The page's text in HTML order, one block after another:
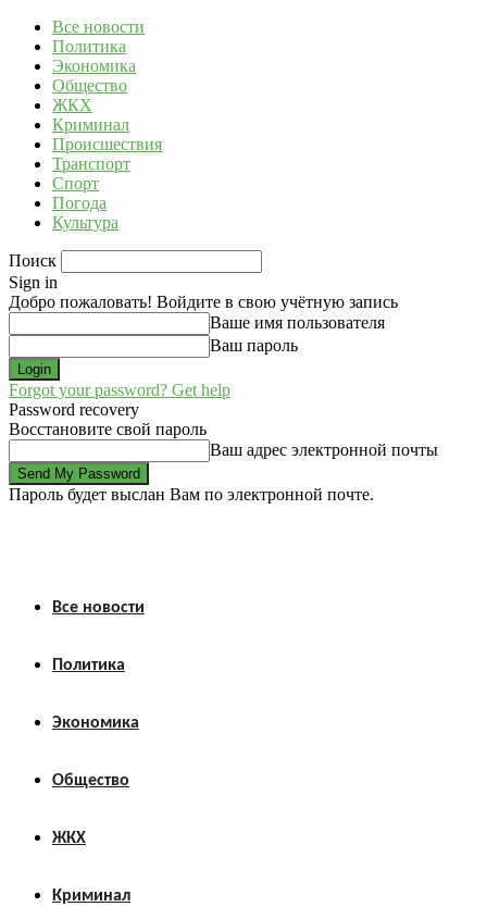
Все новости
Политика
Экономика
Общество
ЖКХ
Криминал
Происшествия
Транспорт
Спорт
Погода
Культура
Поиск
Sign in
Добро пожаловать! Войдите в свою учётную запись
Ваше имя пользователя
Ваш пароль
Forgot your password? Get help
Password recovery
Восстановите свой пароль
Ваш адрес электронной почты
Пароль будет выслан Вам по электронной почте.
Все новости
Политика
Экономика
Общество
ЖКХ
Криминал